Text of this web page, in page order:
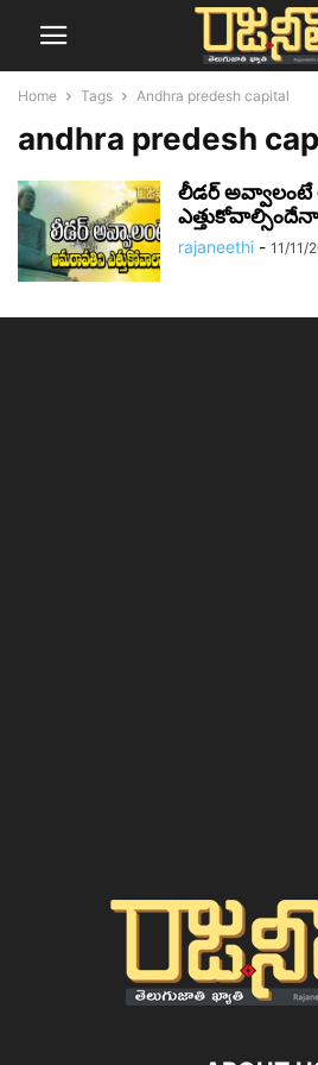
Home Tags Andhra predesh capital
andhra predesh
లీడర్
rajaneethi - 11/11/